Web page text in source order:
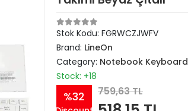
Stok Kodu: FGRWCZJWFV
Brand: LineOn
Category: Notebook Keyboard
Stock: +18
%32 759,63 TL